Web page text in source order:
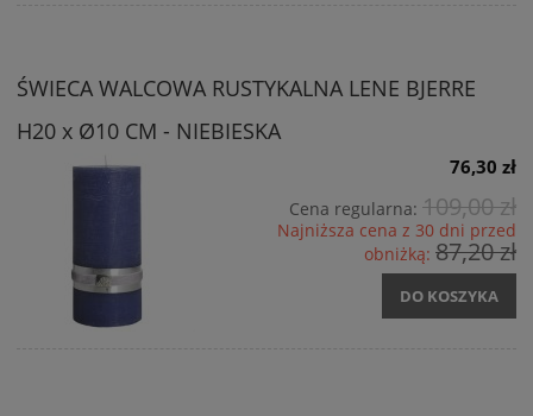
ŚWIECA WALCOWA RUSTYKALNA LENE BJERRE
H20 x Ø10 CM - NIEBIESKA
76,30 zł
Cena regularna: 109,00 zł
Najniższa cena z 30 dni przed
obniżką: 87,20 zł
DO KOSZYKA